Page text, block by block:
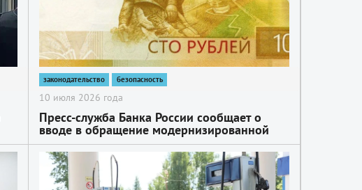
законодательство безопасность
10 июля 2026 года
Пресс-служба Банка России сообщает о
вводе в обращение модернизированной
банкноты номиналом 100 рублей выпуска
2026 года